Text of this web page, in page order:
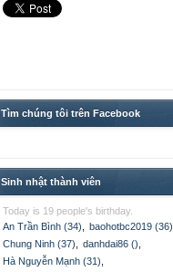
Tìm chúng tôi trên Facebook
Sinh nhật thành viên
Today is 19 people's birthday.
An Trần Bình (34)
baohotbc2019 (36)
Chung Ninh (37)
danhdai86 ()
Hà Nguyễn Mạnh (31)